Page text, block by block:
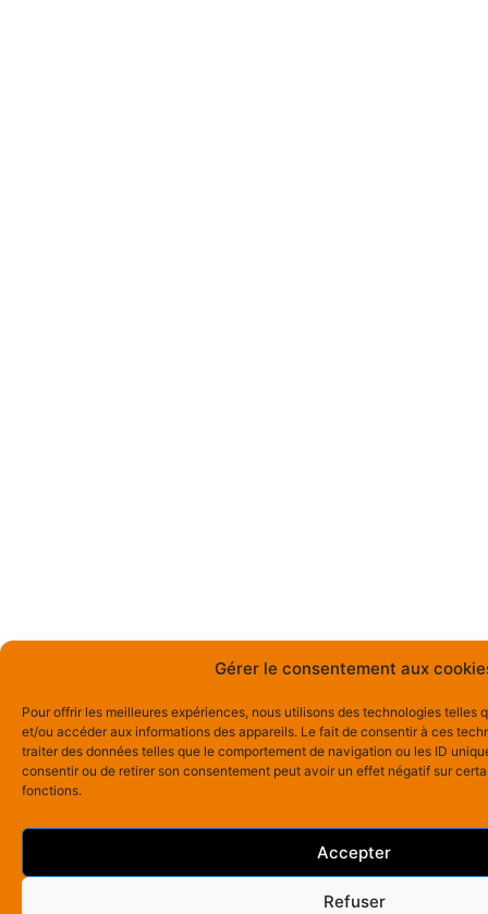
Gérer le consentement aux
Pour offrir les meilleures expériences, nous utilisons des technologies telles
et/ou accéder aux informations des appareils. Le fait de consentir à ces
traiter des données telles que le comportement de navigation ou les ID
consentir ou de retirer son consentement peut avoir un effet négatif sur
fonctions.
Accepter
Refuser